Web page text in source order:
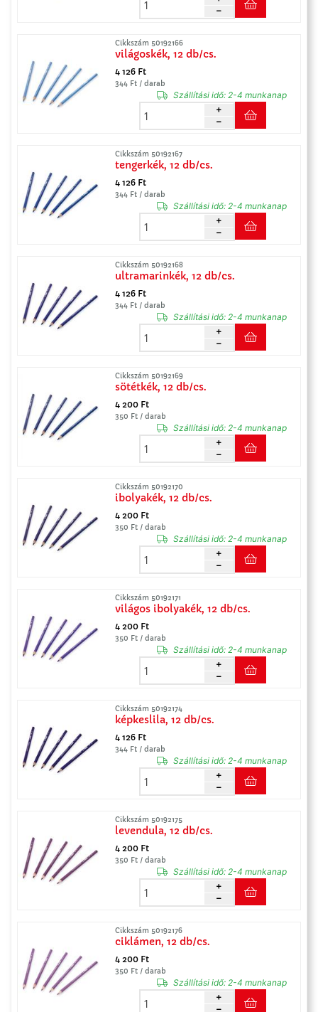
Cikkszám 50192166
világoskék, 12 db/cs.
4 126 Ft
344 Ft / darab
Szállítási idő:2-4 munkanap
Cikkszám 50192167
tengerkék, 12 db/cs.
4 126 Ft
344 Ft / darab
Szállítási idő:2-4 munkanap
Cikkszám 50192168
ultramarinkék, 12 db/cs.
4 126 Ft
344 Ft / darab
Szállítási idő:2-4 munkanap
Cikkszám 50192169
sötétkék, 12 db/cs.
4 200 Ft
350 Ft / darab
Szállítási idő:2-4 munkanap
Cikkszám 50192170
ibolyakék, 12 db/cs.
4 200 Ft
350 Ft / darab
Szállítási idő:2-4 munkanap
Cikkszám 50192171
világos ibolyakék, 12 db/cs.
4 200 Ft
350 Ft / darab
Szállítási idő:2-4 munkanap
Cikkszám 50192174
képkeslila, 12 db/cs.
4 126 Ft
344 Ft / darab
Szállítási idő:2-4 munkanap
Cikkszám 50192175
levendula, 12 db/cs.
4 200 Ft
350 Ft / darab
Szállítási idő:2-4 munkanap
Cikkszám 50192176
ciklámen, 12 db/cs.
4 200 Ft
350 Ft / darab
Szállítási idő:2-4 munkanap